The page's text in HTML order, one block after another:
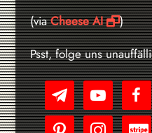
(viaCheese AI
)
Psst, folge uns
telegramyoutube-
play
pinterestinstagram
cc-